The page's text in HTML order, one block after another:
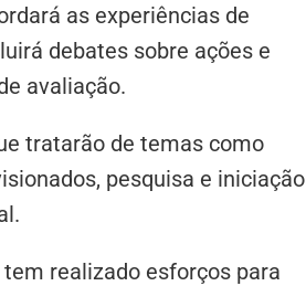
as experiências de
debates sobre ações e
avaliação.
tratarão de temas como
pesquisa e iniciação
realizado esforços para